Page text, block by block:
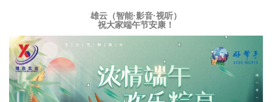
雄云（智能·影音·视听）
祝大家端午节安康！